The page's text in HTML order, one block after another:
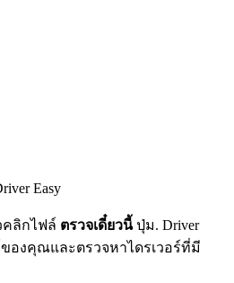
Easy
คลิกไฟล์ ตรวจเดี๋ยวนี้ปุ่ม. Driver
องคุณและตรวจหาไดรเวอร์ที่มี